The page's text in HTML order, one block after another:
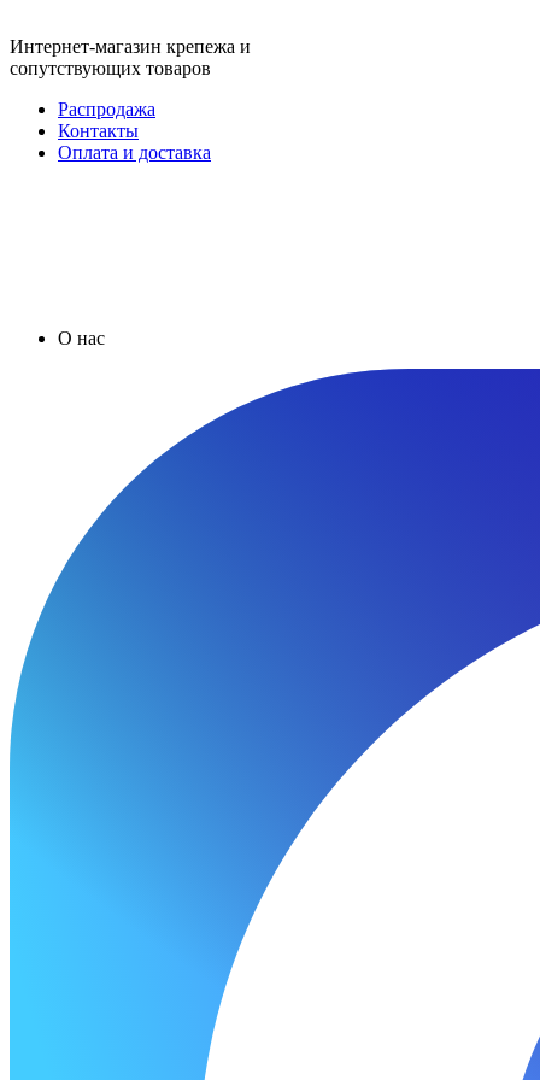
Интернет-магазин крепежа и
сопутствующих товаров
Распродажа
Контакты
Оплата и доставка
О нас